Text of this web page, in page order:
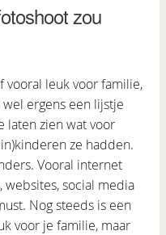
zou
vooral leuk voor familie,
ergens een lijstje
laten zien wat voor
ze hadden.
Vooral internet
social media
Nog steeds is een
voor je familie, maar